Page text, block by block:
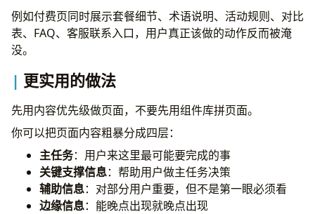
系统一致性层面
结语
例如付费页同时展示套餐细节、术语说明、活动规则、对比
表、FAQ、客服联系入口，用户真正该做的动作反而被淹
没。
更实用的做法
先用内容优先级做页面，不要先用组件库拼页面。
你可以把页面内容粗暴分成四层：
主任务：用户来这里最可能要完成的事
关键支撑信息：帮助用户做主任务决策
辅助信息：对部分用户重要，但不是第一眼必须看
边缘信息：能晚点出现就晚点出现